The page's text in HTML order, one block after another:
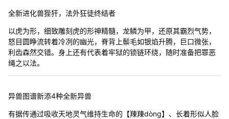
全新进化兽狴犴，法外狂徒终结者
以虎为形，细致雕刻虎的形神精髓，龙鳞为甲，还原其霸烈气势，
怒目圆睁流转着冷冽的幽光，脊背上鬃毛如银焰升腾，巨口微张，
利齿森然交错。身上还有代表着牢狱的锁链环绕，随时准备把罪恶
绳之以法。
异兽图谱新添4种全新异兽
有据传通过吸收天地灵气维持生命的【䍶䍶dòng】、长着形似人脸